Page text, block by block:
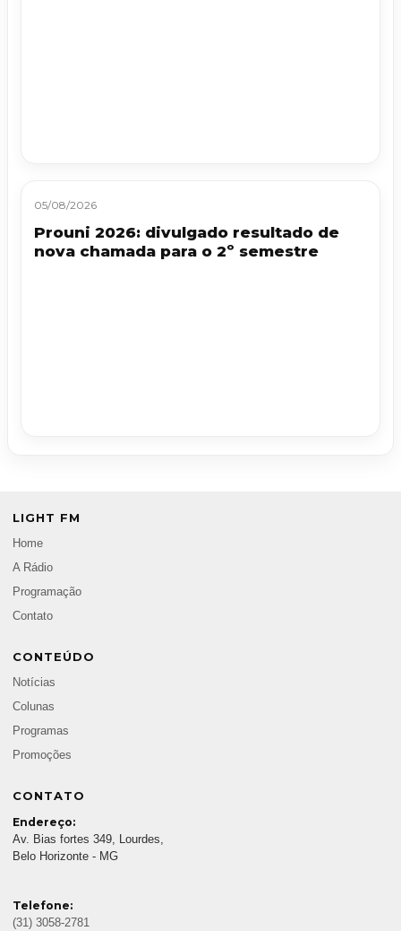
05/08/2026
Prouni 2026: divulgado resultado de
nova chamada para o 2º semestre
LIGHT FM
Home
A Rádio
Programação
Contato
CONTEÚDO
Notícias
Colunas
Programas
Promoções
CONTATO
Endereço:
Av. Bias fortes 349, Lourdes,
Belo Horizonte - MG
Telefone:
(31) 3058-2781